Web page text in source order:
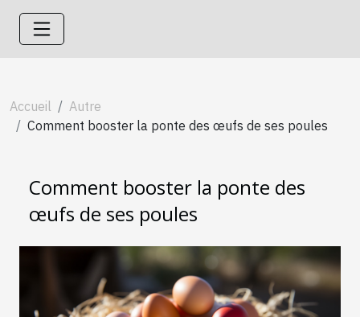
Accueil
Autre
Comment booster la ponte des œufs de ses poules
Comment booster la ponte des
œufs de ses poules